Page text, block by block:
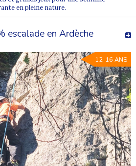
en pleine nature.
escalade en Ardèche
12-16 ANS